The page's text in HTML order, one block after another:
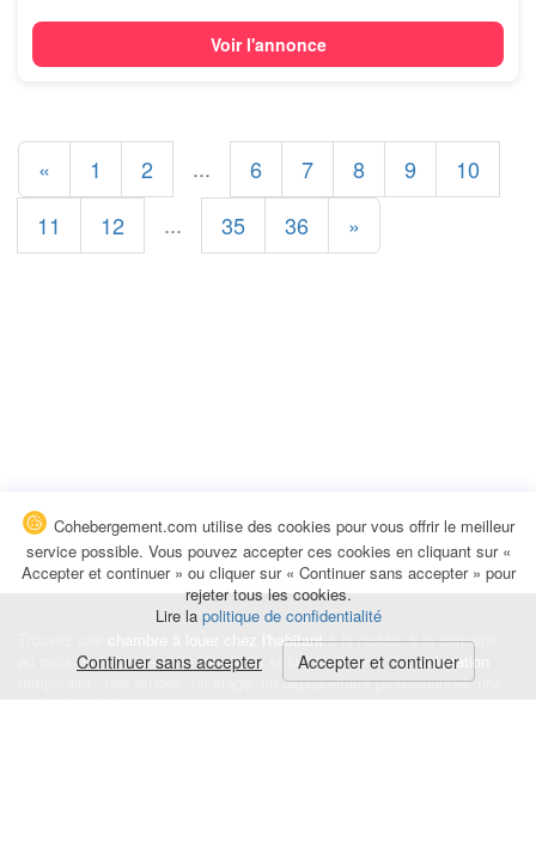
Voir l'annonce
« 1 2 ... 6 7 8 9
10
11
12 ... 35 36 »
chambre à louer chez l'habitantà la nuitée, à la semaine,
au mois ou à l'année pour de courts et longs séjours, unecolocation
temporaire : des études, un stage, un déplacement professionnel, une
Cohebergement.com utilise des cookies pour vous offrir le meilleur
service possible. Vous pouvez accepter ces cookies en cliquant sur «
Accepter et continuer » ou cliquer sur « Continuer sans accepter » pour
rejeter tous les cookies.
Lire la politique de confidentialité
Continuer sans accepter Accepter et continuer